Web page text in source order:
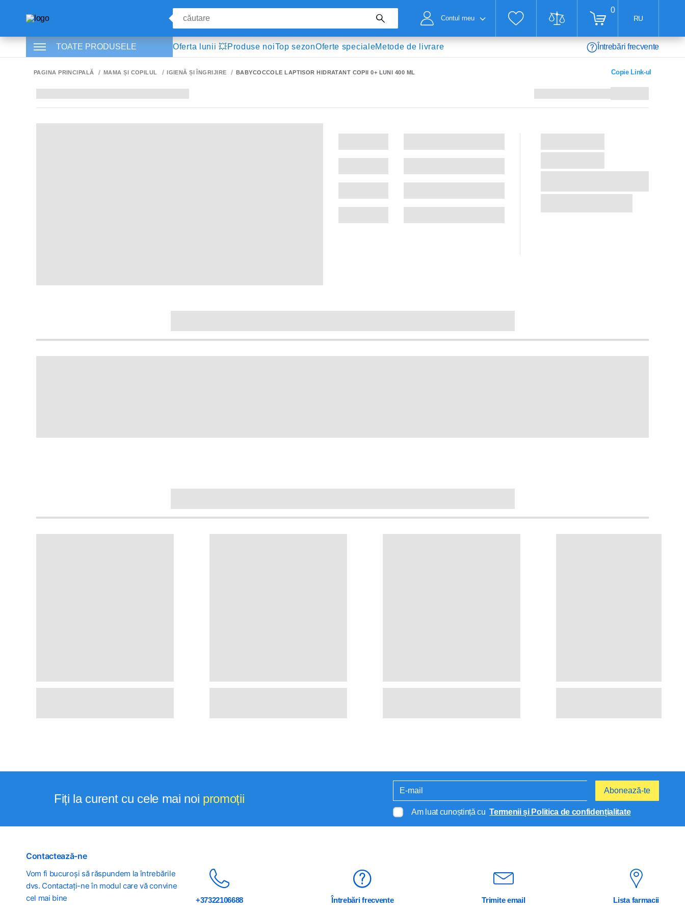
Contul meu
0
RU
TOATE PRODUSELE Oferta lunii 💥Produse noiTop sezonOferte specialeMetode de livrare Întrebări frecvente
PAGINA PRINCIPALĂ MAMA ȘI COPILUL IGIENĂ ȘI ÎNGRIJIRE BABYCOCCOLE LAPTISOR HIDRATANT COPII 0+ LUNI 400 ML Copie Link-ul
Fiți la curent cu cele mai noi promoții
Am luat cunoștință cu Termenii și Politica de confidențialitate
Abonează-te
Contactează-ne
Vom fi bucuroși să răspundem la întrebările
dvs. Contactați-ne în modul care vă convine
cel mai bine
+37322106688 Întrebări frecvente Trimite email Lista farmacii